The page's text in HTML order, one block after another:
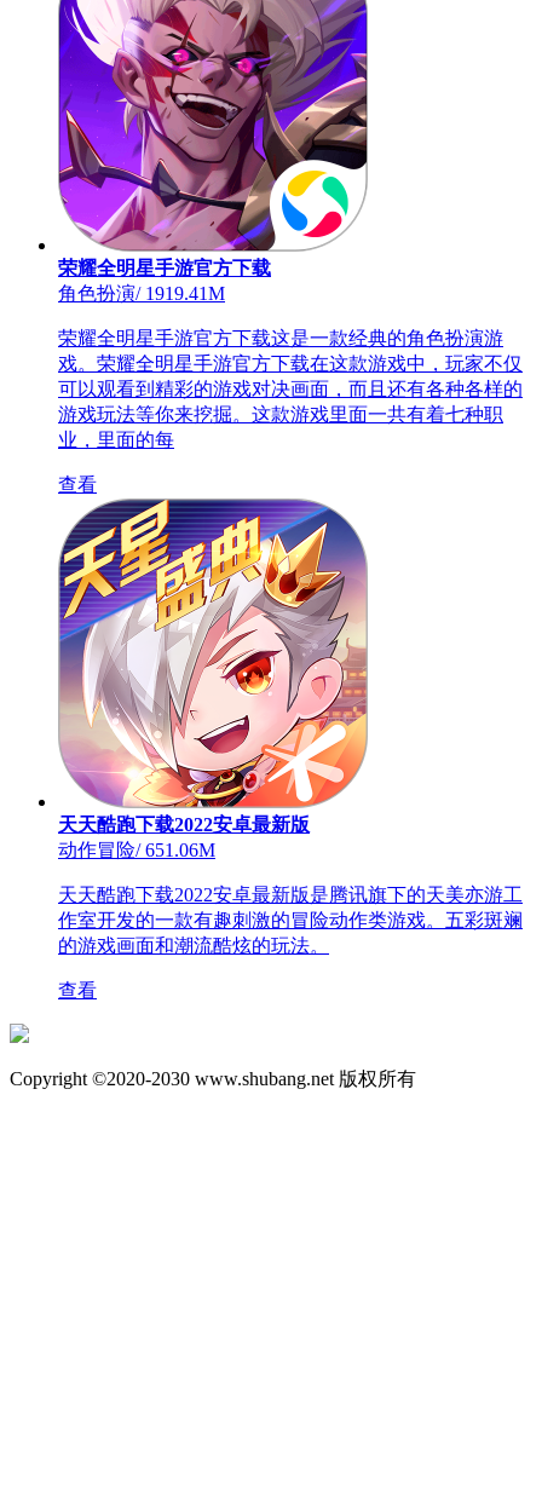
荣耀全明星手游官方下载
角色扮演/1919.41M
荣耀全明星手游官方下载这是一款经典的角色扮演游
戏。荣耀全明星手游官方下载在这款游戏中，玩家不仅
可以观看到精彩的游戏对决画面，而且还有各种各样的
游戏玩法等你来挖掘。这款游戏里面一共有着七种职
业，里面的每
查看
天天酷跑下载2022安卓最新版
动作冒险/651.06M
天天酷跑下载2022安卓最新版是腾讯旗下的天美亦游工
作室开发的一款有趣刺激的冒险动作类游戏。五彩斑斓
的游戏画面和潮流酷炫的玩法。
查看
Copyright ©2020-2030 www.shubang.net 版权所有